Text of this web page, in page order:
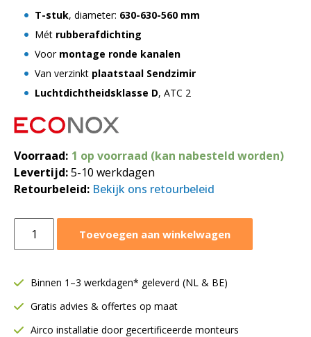
T-stuk, diameter: 630-630-560 mm
Mét rubberafdichting
Voor montage ronde kanalen
Van verzinkt plaatstaal Sendzimir
Luchtdichtheidsklasse D, ATC 2
Voorraad: 1 op voorraad (kan nabesteld worden)
Levertijd:5-10 werkdagen
Retourbeleid: Bekijk ons retourbeleid
stuk
Ø630-
560
mm
Toevoegen aan winkelwagen
Binnen 1–3 werkdagen* geleverd (NL & BE)
Gratis advies & offertes op maat
Airco installatie door gecertificeerde monteurs